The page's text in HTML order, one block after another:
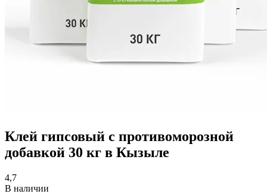
Клей гипсовый с противоморозной
добавкой 30 кг в Кызыле
4,7
В наличии